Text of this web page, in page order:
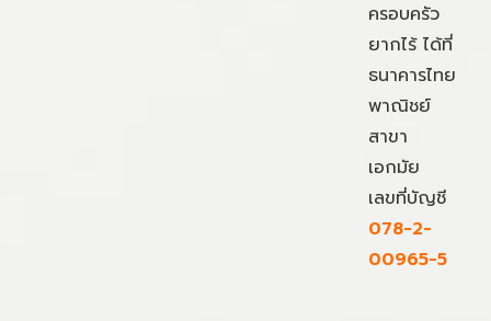
ครอบครัว
ยากไร้ ได้ที่
ธนาคารไทย
พาณิชย์
สาขา
เอกมัย
เลขที่บัญชี
078-2-
00965-5